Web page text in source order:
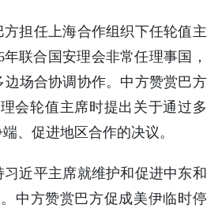
方担任上海合作组织下任轮值主
年联合国安理会非常任理事国，
场合协调协作。中方赞赏巴方
会轮值主席时提出关于通过多
、促进地区合作的决议。
近平主席就维护和促进中东和
中方赞赏巴方促成美伊临时停